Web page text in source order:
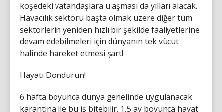
köşedeki vatandaşlara ulaşması da yılları alacak.
Havacılık sektörü başta olmak üzere diğer tüm
sektörlerin yeniden hızlı bir şekilde faaliyetlerine
devam edebilmeleri için dünyanın tek vücut
halinde hareket etmesi şart!
Hayatı Dondurun!
6 hafta boyunca dünya genelinde uygulanacak
karantina ile bu iş bitebilir. 1,5 ay boyunca hayat